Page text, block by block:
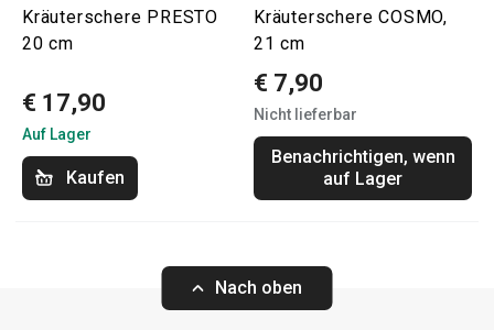
Kräuterschere PRESTO
20 cm
€ 17,90
Auf Lager
Kaufen
Kräuterschere COSMO,
21 cm
€ 7,90
Nicht lieferbar
Benachrichtigen, wenn
auf Lager
Nach oben